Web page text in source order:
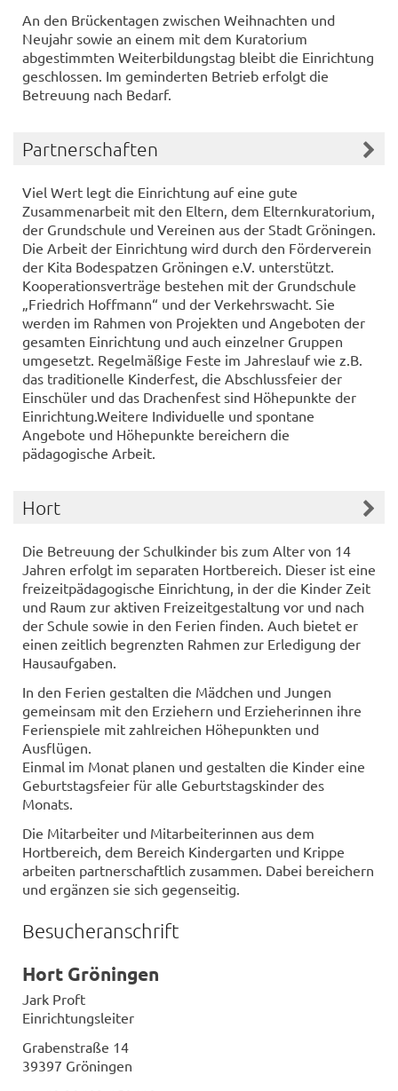
An den Brückentagen zwischen Weihnachten und
Neujahr sowie an einem mit dem Kuratorium
abgestimmten Weiterbildungstag bleibt die Einrichtung
geschlossen. Im geminderten Betrieb erfolgt die
Betreuung nach Bedarf.
Partnerschaften
Viel Wert legt die Einrichtung auf eine gute
Zusammenarbeit mit den Eltern, dem Elternkuratorium,
der Grundschule und Vereinen aus der Stadt Gröningen.
Die Arbeit der Einrichtung wird durch den Förderverein
der Kita Bodespatzen Gröningen e.V. unterstützt.
Kooperationsverträge bestehen mit der Grundschule
„Friedrich Hoffmann“ und der Verkehrswacht. Sie
werden im Rahmen von Projekten und Angeboten der
gesamten Einrichtung und auch einzelner Gruppen
umgesetzt. Regelmäßige Feste im Jahreslauf wie z.B.
das traditionelle Kinderfest, die Abschlussfeier der
Einschüler und das Drachenfest sind Höhepunkte der
Einrichtung.Weitere Individuelle und spontane
Angebote und Höhepunkte bereichern die
pädagogische Arbeit.
Hort
Die Betreuung der Schulkinder bis zum Alter von 14
Jahren erfolgt im separaten Hortbereich. Dieser ist eine
freizeitpädagogische Einrichtung, in der die Kinder Zeit
und Raum zur aktiven Freizeitgestaltung vor und nach
der Schule sowie in den Ferien finden. Auch bietet er
einen zeitlich begrenzten Rahmen zur Erledigung der
Hausaufgaben.
In den Ferien gestalten die Mädchen und Jungen
gemeinsam mit den Erziehern und Erzieherinnen ihre
Ferienspiele mit zahlreichen Höhepunkten und
Ausflügen.
Einmal im Monat planen und gestalten die Kinder eine
Geburtstagsfeier für alle Geburtstagskinder des
Monats.
Die Mitarbeiter und Mitarbeiterinnen aus dem
Hortbereich, dem Bereich Kindergarten und Krippe
arbeiten partnerschaftlich zusammen. Dabei bereichern
und ergänzen sie sich gegenseitig.
Besucheranschrift
Hort Gröningen
Jark Proft
Einrichtungsleiter
Grabenstraße 14
39397 Gröningen